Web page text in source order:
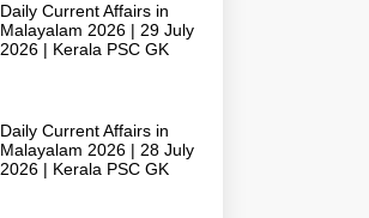
Daily Current Affairs in
Malayalam 2026 | 29 July
2026 | Kerala PSC GK
Daily Current Affairs in
Malayalam 2026 | 28 July
2026 | Kerala PSC GK